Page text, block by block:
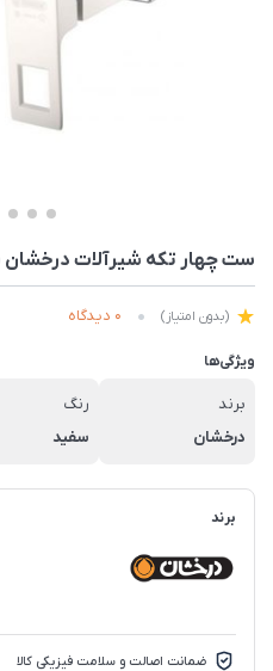
ست چهار تکه شیرآلات
(بدون امتیاز) 0 دیدگاه
ویژگی‌ها
برند
درخشان
رنگ
سفید
برند
ضمانت اصالت و سلامت فیزیکی کالا